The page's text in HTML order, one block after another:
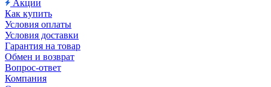
Акции
Как купить
Условия оплаты
Условия доставки
Гарантия на товар
Обмен и возврат
Вопрос-ответ
Компания